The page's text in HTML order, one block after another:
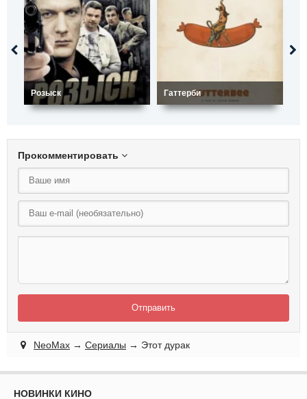
Розыск Гаттерби
Прокомментировать
Отправить
NeoMax → Сериалы → Этот дурак
НОВИНКИ КИНО